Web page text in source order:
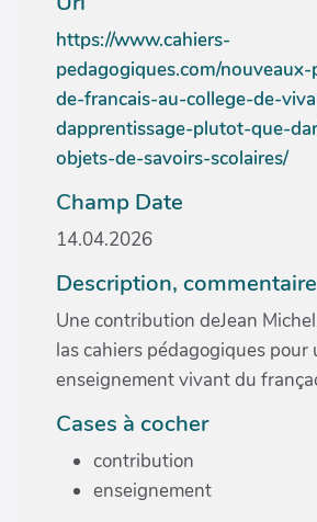
https://www.cahiers-
pedagogiques.com/
de-francais-au-college-de-
dapprentissage-plutot-que-
objets-de-savoirs-scolaires/
Champ Date
14.04.2026
Description, commentaire
Une contribution deJean
las cahiers pédagogiques pour
enseignement vivant du
Cases à cocher
contribution
enseignement